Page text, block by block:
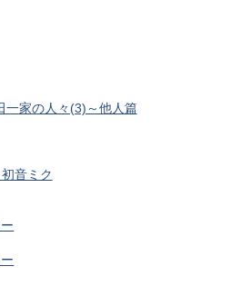
一家の人々(3)～他人篇
音ミク